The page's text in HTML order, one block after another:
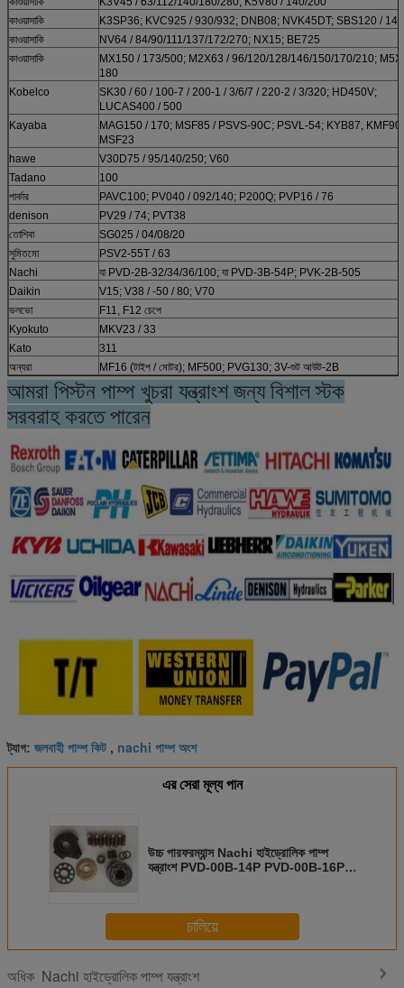
কাওয়াসাকি
K3SP36; KVC925 / 930/932; DNB08; NVK45DT; SBS120 / 140
কাওয়াসাকি
NV64 / 84/90/111/137/172/270; NX15; BE725
কাওয়াসাকি
MX150 / 173/500; M2X63 / 96/120/128/146/150/170/210;
180
Kobelco
SK30 / 60 / 100-7 / 200-1 / 3/6/7 / 220-2 / 3/320; HD450V;
LUCAS400 / 500
Kayaba
MAG150 / 170; MSF85 / PSVS-90C; PSVL-54; KYB87, KMF90;
MSF23
hawe
V30D75 / 95/140/250; V60
Tadano
100
পার্কার
PAVC100; PV040 / 092/140; P200Q; PVP16 / 76
denison
PV29 / 74; PVT38
তোশিবা
SG025 / 04/08/20
সুমিতমো
PSV2-55T / 63
Nachi
যা PVD-2B-32/34/36/100; যা PVD-3B-54P; PVK-2B-505
Daikin
V15; V38 / -50 / 80; V70
ভলভো
F11, F12 চেপে
Kyokuto
MKV23 / 33
Kato
311
অন্যরা
MF16 (টাইপ / মোটর); MF500; PVG130; 3V-শুট আউট-2B
আমরা পিস্টন পাম্প খুচরা যন্ত্রাংশ জন্য বিশাল স্টক
সরবরাহ করতে পারেন
ট্যাগ: জলবাহী পাম্প কিট , nachi পাম্প অংশ
এর সেরা মূল্য পান
উচ্চ পারফরম্যান্স Nachi হাইড্রোলিক পাম্প
যন্ত্রাংশ PVD-00B-14P PVD-00B-16P,
চালিয়ে
অধিক Nachi হাইড্রোলিক পাম্প যন্ত্রাংশ